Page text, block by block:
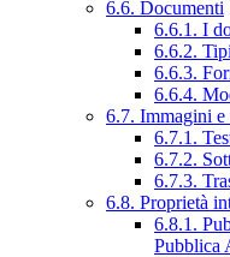
6.6. Documenti
6.6.1. I
6.6.2.
6.6.3.
6.6.4.
6.7. Immagini e
6.7.1.
6.7.2.
6.7.3.
6.8. Proprietà
6.8.1.
Pubblica